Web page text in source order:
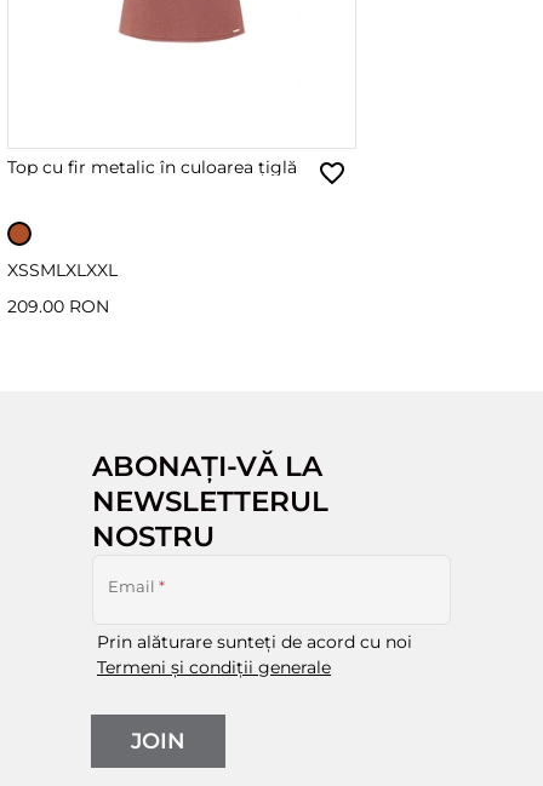
Top cu fir metalic în culoarea țiglă
XSSML XL XXL
209.00 RON
ABONAȚI-VĂ LA
NEWSLETTERUL
NOSTRU
Email *
Prin alăturare sunteți de acord cu noi
Termeni și condiții generale
JOIN